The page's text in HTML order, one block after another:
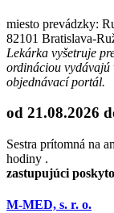
miesto prevádzky:
82101 Bratislava-
Lekárka vyšetruje
ordináciou
objednávací portál.
od 21.08.2026
Sestra prítomná na
hodiny .
zastupujúci
M-MED, s. r. o.